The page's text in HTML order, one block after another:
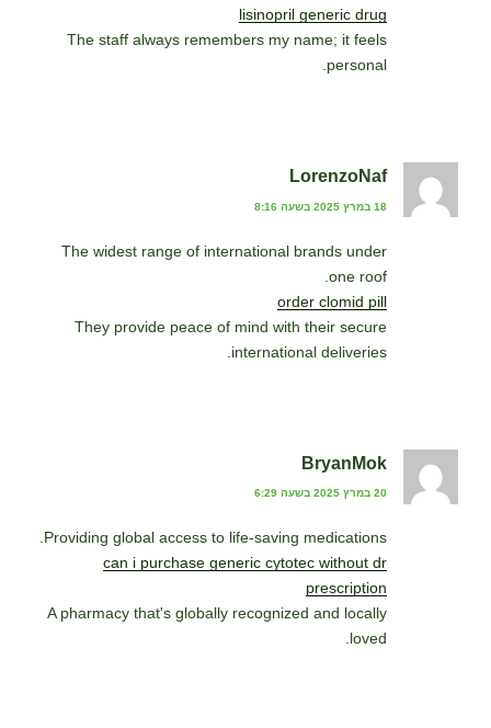
lisinopril generic drug
The staff always remembers my name; it feels
personal.
LorenzoNaf
18 במרץ 2025 בשעה 8:16
The widest range of international brands under
one roof.
order clomid pill
They provide peace of mind with their secure
international deliveries.
BryanMok
20 במרץ 2025 בשעה 6:29
Providing global access to life-saving medications.
can i purchase generic cytotec without dr
prescription
A pharmacy that's globally recognized and locally
loved.